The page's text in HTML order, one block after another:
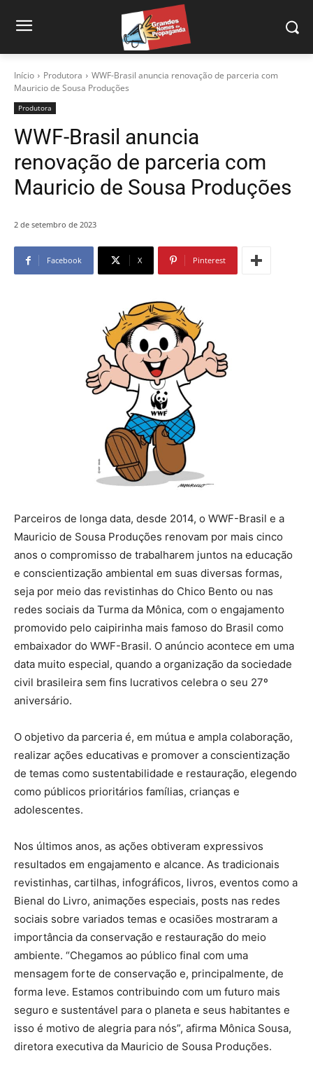
Início Produtora
WWF-Brasil anuncia renovação de parceria com
Mauricio de Sousa Produções
Produtora
WWF-Brasil anuncia
renovação de parceria com
Mauricio de Sousa Produções
2 de setembro de 2023
Facebook X Pinterest
Parceiros de longa data, desde 2014, o WWF-Brasil e a
Mauricio de Sousa Produções renovam por mais cinco
anos o compromisso de trabalharem juntos na educação
e conscientização ambiental em suas diversas formas,
seja por meio das revistinhas do Chico Bento ou nas
redes sociais da Turma da Mônica, com o engajamento
promovido pelo caipirinha mais famoso do Brasil como
embaixador do WWF-Brasil. O anúncio acontece em uma
data muito especial, quando a organização da sociedade
civil brasileira sem fins lucrativos celebra o seu 27º
aniversário.
O objetivo da parceria é, em mútua e ampla colaboração,
realizar ações educativas e promover a conscientização
de temas como sustentabilidade e restauração, elegendo
como públicos prioritários famílias, crianças e
adolescentes.
Nos últimos anos, as ações obtiveram expressivos
resultados em engajamento e alcance. As tradicionais
revistinhas, cartilhas, infográficos, livros, eventos como a
Bienal do Livro, animações especiais, posts nas redes
sociais sobre variados temas e ocasiões mostraram a
importância da conservação e restauração do meio
ambiente. “Chegamos ao público final com uma
mensagem forte de conservação e, principalmente, de
forma leve. Estamos contribuindo com um futuro mais
seguro e sustentável para o planeta e seus habitantes e
isso é motivo de alegria para nós”, afirma Mônica Sousa,
diretora executiva da Mauricio de Sousa Produções.